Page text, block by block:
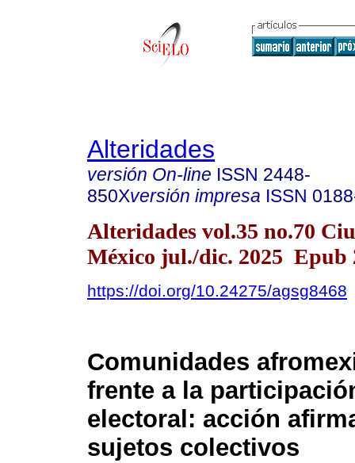
Alteridades
versión On-line ISSN 2448-
850Xversión impresa ISSN
Alteridades vol.35 no.70
México jul./dic. 2025 Epub
https://doi.org/10.24275/agsg8468
Comunidades
frente a la
electoral: acción
sujetos colectivos